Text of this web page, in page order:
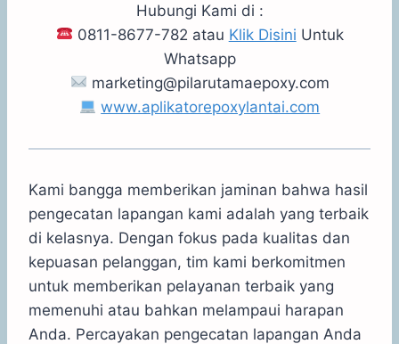
Hubungi Kami di :
0811-8677-782 atau Klik Disini Untuk
Whatsapp
marketing@pilarutamaepoxy.com
www.aplikatorepoxylantai.com
Kami bangga memberikan jaminan bahwa hasil
pengecatan lapangan kami adalah yang terbaik
di kelasnya. Dengan fokus pada kualitas dan
kepuasan pelanggan, tim kami berkomitmen
untuk memberikan pelayanan terbaik yang
memenuhi atau bahkan melampaui harapan
Anda. Percayakan pengecatan lapangan Anda